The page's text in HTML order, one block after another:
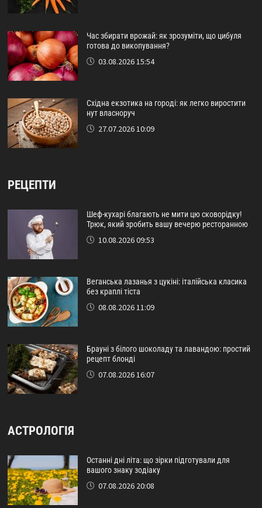
Час збирати врожай: як зрозуміти, що цибуля
готова до викопування?
03.08.2026 15:54
Східна екзотика на городі: як легко виростити
нут власноруч
27.07.2026 10:09
РЕЦЕПТИ
Шеф-кухарі благають не мити цю сковорідку!
Трюк, який зробить вашу вечерю ресторанною
10.08.2026 09:53
Веганська лазанья з цукіні: італійська класика
без краплі тіста
08.08.2026 11:09
Брауні з білого шоколаду та лавандою: простий
рецепт блонді
07.08.2026 16:07
АСТРОЛОГІЯ
Останні дні літа: що зірки підготували для
вашого знаку зодіаку
07.08.2026 20:08